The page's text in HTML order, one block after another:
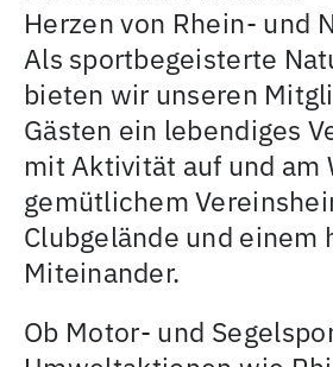
Herzen von Rhein- und
Als sportbegeisterte
bieten wir unseren
Gästen ein lebendiges
mit Aktivität auf und am
gemütlichem
Clubgelände und einem
Miteinander.
Ob Motor- und